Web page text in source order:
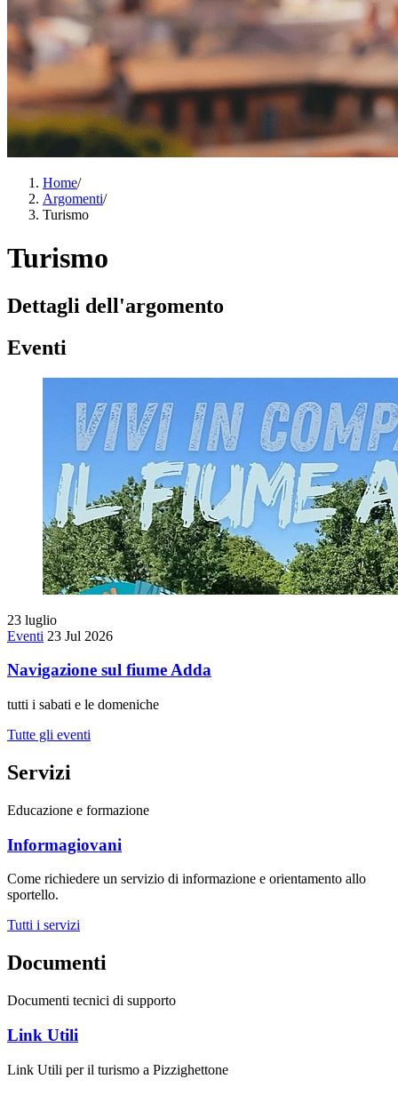
Home/
Argomenti/
Turismo
Turismo
Dettagli dell'argomento
Eventi
23 luglio
Eventi 23 Jul 2026
Navigazione sul fiume Adda
tutti i sabati e le domeniche
Tutte gli eventi
Servizi
Educazione e formazione
Informagiovani
Come richiedere un servizio di informazione e orientamento allo
sportello.
Tutti i servizi
Documenti
Documenti tecnici di supporto
Link Utili
Link Utili per il turismo a Pizzighettone